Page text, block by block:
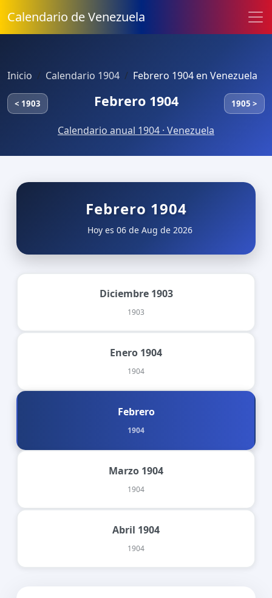
Calendario de Venezuela
Inicio Calendario 1904 Febrero 1904 en Venezuela
< 1903 Febrero 1904 1905 >
Calendario anual 1904 · Venezuela
Febrero 1904
Hoy es 06 de Aug de 2026
Diciembre 1903
1903
Enero 1904
1904
Febrero
1904
Marzo 1904
1904
Abril 1904
1904